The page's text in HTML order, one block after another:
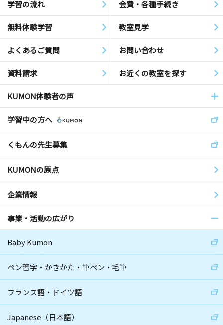
学習の流れ 会費・各種手続き
無料体験学習 教室見学
よくあるご質問 お問い合わせ
資料請求 お近くの教室を探す
KUMON体験者の声
学習中の方へ
くもんの先生募集
KUMONの原点
企業情報
事業・活動の広がり
Baby Kumon
ペン習字・かきかた・筆ペン・毛筆
フランス語・ドイツ語
Japanese（日本語）